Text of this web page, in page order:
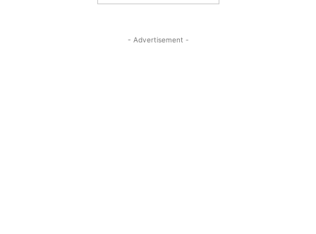
- Advertisement -